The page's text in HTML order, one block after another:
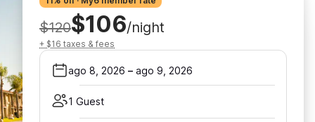
$120$106/night
+ $16 taxes & fees
ago 8, 2026 – ago 9, 2026
1 Guest